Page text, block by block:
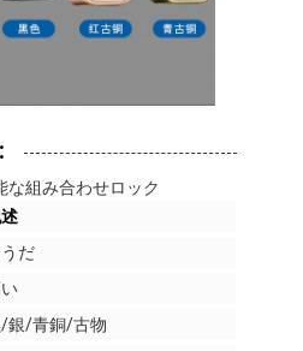
ック
な組み合わせロック
だ
銀/青銅/古物